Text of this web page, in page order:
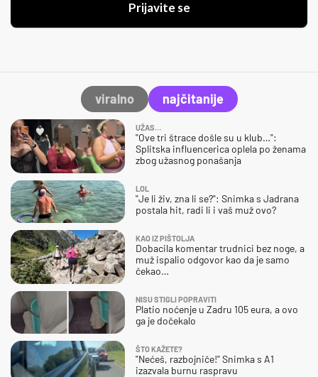
Prijavite se
viralno najčitanije
UŽAS…
"Ove tri štrace došle su u klub…":
Splitska influencerica oplela po ženama
zbog užasnog ponašanja
LOL
"Je li živ, zna li se?": Snimka s Jadrana
postala hit, radi li i vaš muž ovo?
KAO IZ PIŠTOLJA
Dobacila komentar trudnici bez noge, a
muž ispalio odgovor kao da je samo
čekao…
NISU STIGLI POPRAVITI
Platio noćenje u Zadru 105 eura, a ovo
ga je dočekalo
ŠTO KAŽETE?
"Nećeš, razbojniče!" Snimka s A1
izazvala burnu raspravu